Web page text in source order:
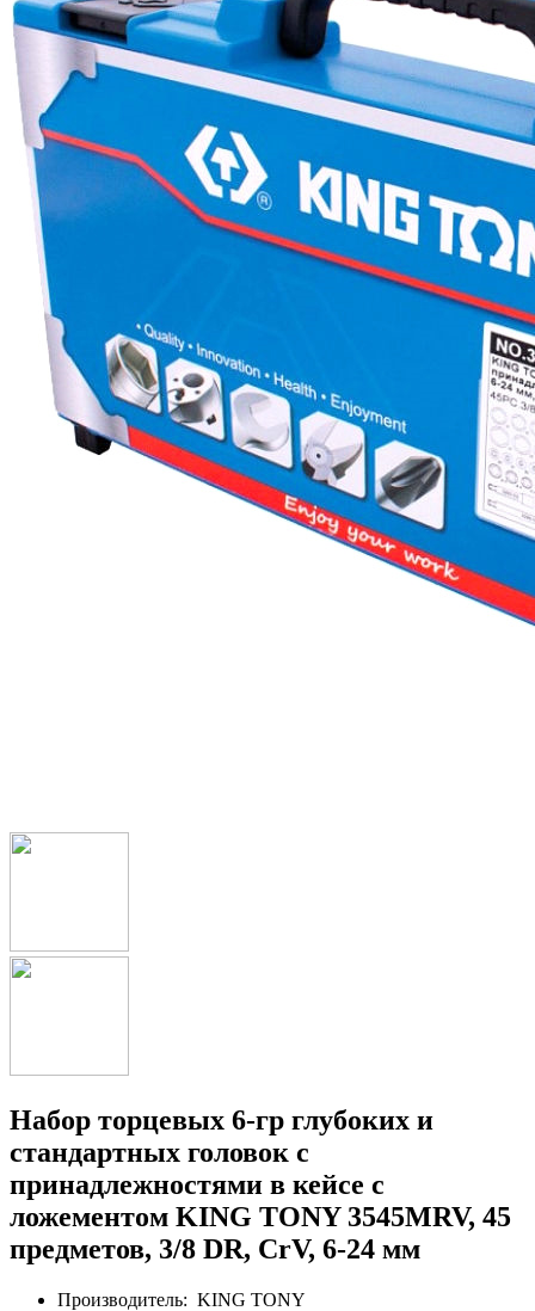
Набор торцевых 6-гр глубоких и
стандартных головок с
принадлежностями в кейсе с
ложементом KING TONY 3545MRV, 45
предметов, 3/8 DR, CrV, 6-24 мм
Производитель: KING TONY